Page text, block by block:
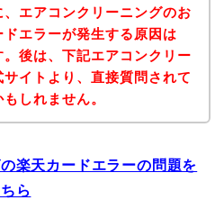
エアコンクリーニングのお
ドエラーが発生する原因は
後は、下記エアコンクリー
サイトより、直接質問されて
しれません。
楽天カードエラーの問題を
ら